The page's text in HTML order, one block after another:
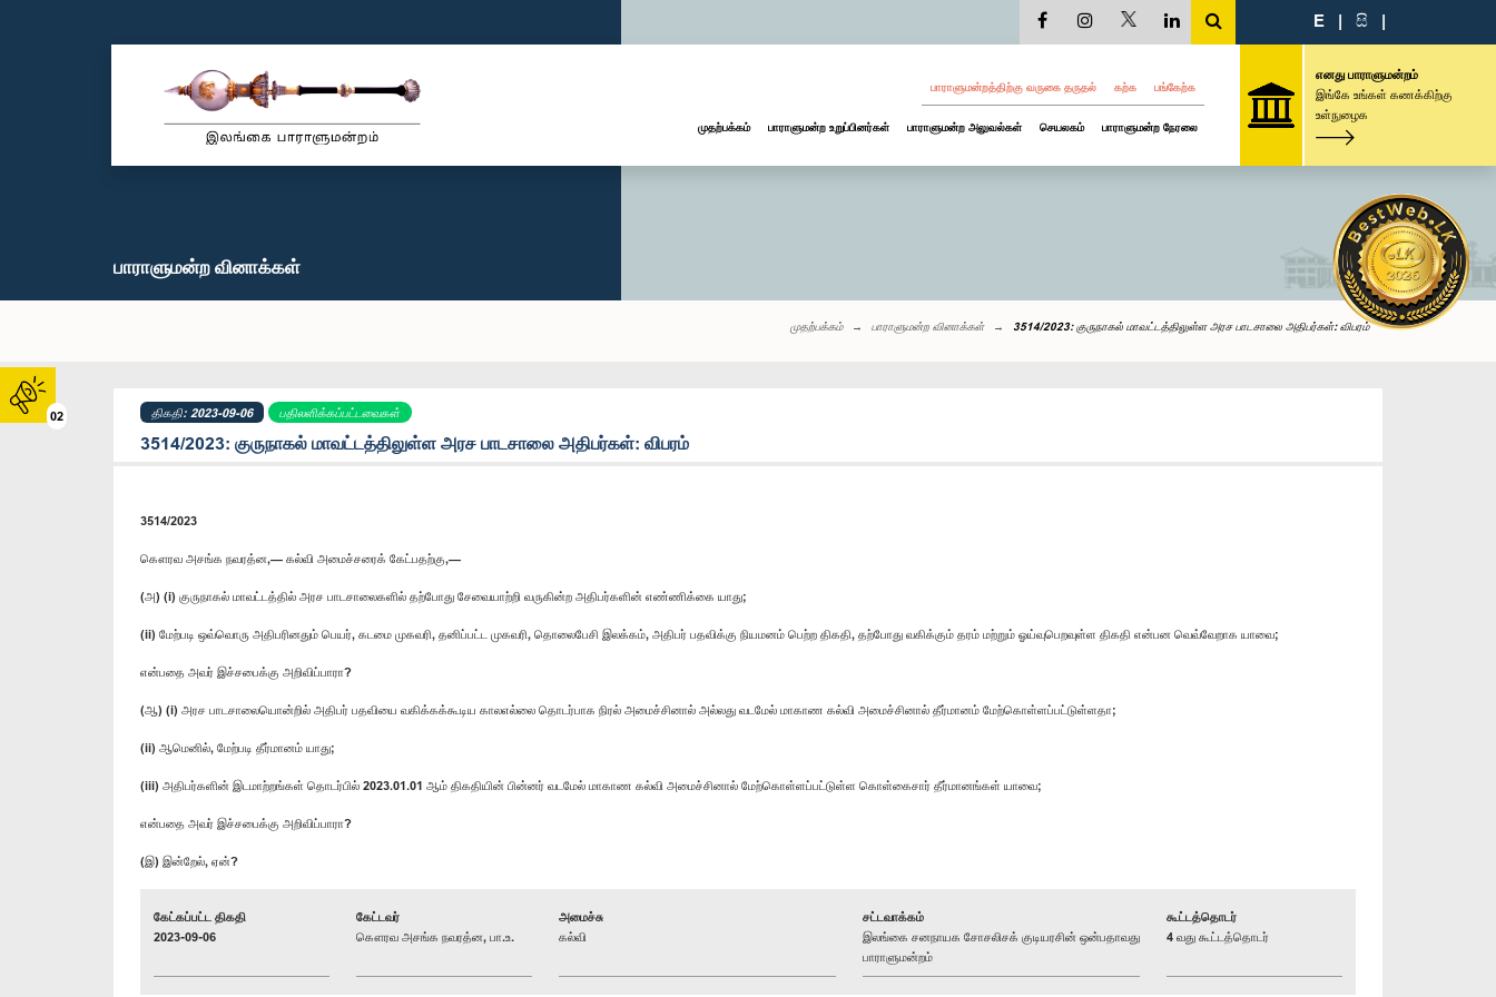
02
E | සි |
பாராளுமன்றத்திற்கு வருகை தருதல் கற்க பங்கேற்க
முதற்பக்கம் பாராளுமன்ற உறுப்பினர்கள் பாராளுமன்ற அலுவல்கள் செயலகம் பாராளுமன்ற நேரலை
எனது பாராளுமன்றம்
இங்கே உங்கள் கணக்கிற்கு
உள்நுழைக
பாராளுமன்ற வினாக்கள்
முதற்பக்கம் பாராளுமன்ற வினாக்கள் 3514/2023: குருநாகல் மாவட்டத்திலுள்ள அரச பாடசாலை அதிபர்கள்: விபரம்
திகதி: 2023-09-06 பதிலளிக்கப்பட்டவைகள்
3514/2023: குருநாகல் மாவட்டத்திலுள்ள அரச பாடசாலை அதிபர்கள்: விபரம்
3514/2023
கௌரவ அசங்க நவரத்ன,— கல்வி அமைச்சரைக் கேட்பதற்கு,—
(அ) (i) குருநாகல் மாவட்டத்தில் அரச பாடசாலைகளில் தற்போது சேவையாற்றி வருகின்ற அதிபர்களின் எண்ணிக்கை யாது;
(ii) மேற்படி ஒவ்வொரு அதிபரினதும் பெயர், கடமை முகவரி, தனிப்பட்ட முகவரி, தொலைபேசி இலக்கம், அதிபர் பதவிக்கு நியமனம் பெற்ற திகதி, தற்போது வகிக்கும் தரம் மற்றும் ஓய்வுபெறவுள்ள திகதி என்பன வெவ்வேறாக யாவை;
என்பதை அவர் இச்சபைக்கு அறிவிப்பாரா?
(ஆ) (i) அரச பாடசாலையொன்றில் அதிபர் பதவியை வகிக்கக்கூடிய காலஎல்லை தொடர்பாக நிரல் அமைச்சினால் அல்லது வடமேல் மாகாண கல்வி அமைச்சினால் தீர்மானம் மேற்கொள்ளப்பட்டுள்ளதா;
(ii) ஆமெனில், மேற்படி தீர்மானம் யாது;
(iii) அதிபர்களின் இடமாற்றங்கள் தொடர்பில் 2023.01.01 ஆம் திகதியின் பின்னர் வடமேல் மாகாண கல்வி அமைச்சினால் மேற்கொள்ளப்பட்டுள்ள கொள்கைசார் தீர்மானங்கள் யாவை;
என்பதை அவர் இச்சபைக்கு அறிவிப்பாரா?
(இ) இன்றேல், ஏன்?
கேட்கப்பட்ட திகதி
2023-09-06
கேட்டவர்
கௌரவ அசங்க நவரத்ன, பா.உ.
அமைச்சு
கல்வி
சட்டவாக்கம்
இலங்கை சனநாயக சோசலிசக் குடியரசின் ஒன்பதாவது
பாராளுமன்றம்
கூட்டத்தொடர்
4 வது கூட்டத்தொடர்